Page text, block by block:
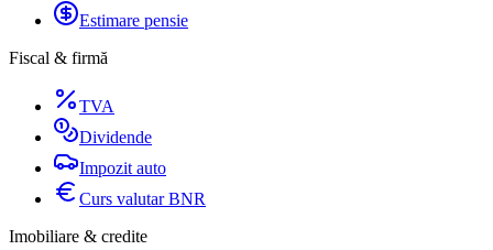
Estimare pensie
Fiscal & firmă
TVA
Dividende
Impozit auto
Curs valutar BNR
Imobiliare & credite